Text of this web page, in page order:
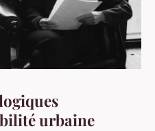
urbaine